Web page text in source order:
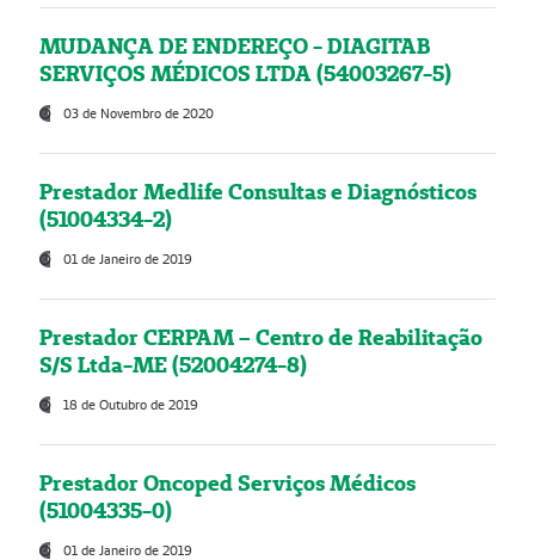
MUDANÇA DE ENDEREÇO - DIAGITAB
SERVIÇOS MÉDICOS LTDA (54003267-5)
03 de Novembro de 2020
Prestador Medlife Consultas e Diagnósticos
(51004334-2)
01 de Janeiro de 2019
Prestador CERPAM – Centro de Reabilitação
S/S Ltda-ME (52004274-8)
18 de Outubro de 2019
Prestador Oncoped Serviços Médicos
(51004335-0)
01 de Janeiro de 2019